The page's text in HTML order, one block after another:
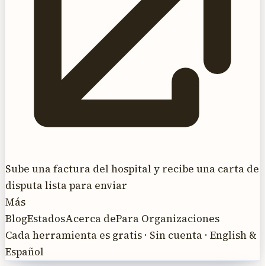
Sube una factura del hospital y recibe una carta de
disputa lista para enviar
Más
BlogEstadosAcerca dePara Organizaciones
Cada herramienta es gratis · Sin cuenta · English &
Español